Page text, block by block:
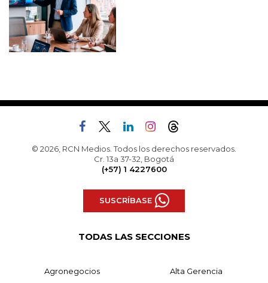
© 2026, RCN Medios. Todos los derechos reservados.
Cr. 13a 37-32, Bogotá
(+57) 1 4227600
SUSCRÍBASE
TODAS LAS SECCIONES
Agronegocios Alta Gerencia